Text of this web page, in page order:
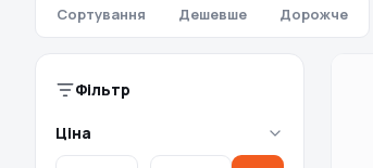
Сортування Дешевше Дорожче
Фільтр
Ціна